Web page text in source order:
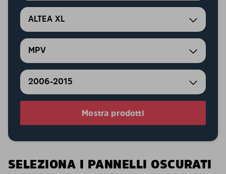
ALTEA XL
MPV
2006-2015
Mostra prodotti
SELEZIONA I PANNELLI OSCURATI